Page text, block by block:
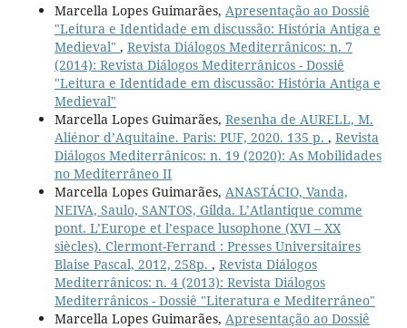
Marcella Lopes Guimarães, Apresentação ao Dossiê
"Leitura e Identidade em discussão: História Antiga e
Medieval" , Revista Diálogos Mediterrânicos: n. 7
(2014): Revista Diálogos Mediterrânicos - Dossiê
"Leitura e Identidade em discussão: História Antiga e
Medieval"
Marcella Lopes Guimarães, Resenha de AURELL, M.
Aliénor d’Aquitaine. Paris: PUF, 2020. 135 p. , Revista
Diálogos Mediterrânicos: n. 19 (2020): As Mobilidades
no Mediterrâneo II
Marcella Lopes Guimarães, ANASTÁCIO, Vanda,
NEIVA, Saulo, SANTOS, Gilda. L’Atlantique comme
pont. L’Europe et l’espace lusophone (XVI – XX
siècles). Clermont-Ferrand : Presses Universitaires
Blaise Pascal, 2012, 258p. , Revista Diálogos
Mediterrânicos: n. 4 (2013): Revista Diálogos
Mediterrânicos - Dossiê "Literatura e Mediterrâneo"
Marcella Lopes Guimarães, Apresentação ao Dossiê